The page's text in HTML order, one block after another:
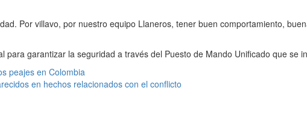
Por villavo, por nuestro equipo Llaneros, tener buen comportamiento,
garantizar la seguridad a través del Puesto de Mando Unificado que se
peajes en Colombia
en hechos relacionados con el conflicto